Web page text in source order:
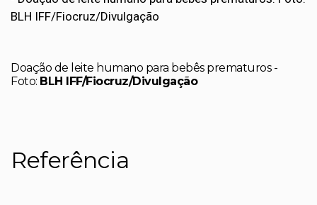
Doação de leite humano para bebês prematuros -
Foto: BLH IFF/Fiocruz/Divulgação
Referência